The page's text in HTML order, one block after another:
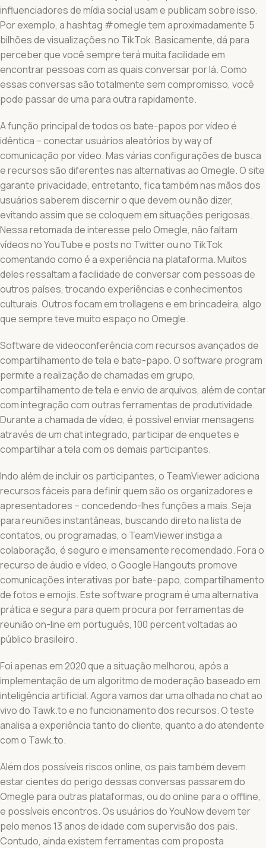
influenciadores de mídia social usam e publicam sobre isso.
Por exemplo, a hashtag #omegle tem aproximadamente 5
bilhões de visualizações no TikTok. Basicamente, dá para
perceber que você sempre terá muita facilidade em
encontrar pessoas com as quais conversar por lá. Como
essas conversas são totalmente sem compromisso, você
pode passar de uma para outra rapidamente.
A função principal de todos os bate-papos por vídeo é
idêntica – conectar usuários aleatórios by way of
comunicação por vídeo. Mas várias configurações de busca
e recursos são diferentes nas alternativas ao Omegle. O site
garante privacidade, entretanto, fica também nas mãos dos
usuários saberem discernir o que devem ou não dizer,
evitando assim que se coloquem em situações perigosas.
Nessa retomada de interesse pelo Omegle, não faltam
vídeos no YouTube e posts no Twitter ou no TikTok
comentando como é a experiência na plataforma. Muitos
deles ressaltam a facilidade de conversar com pessoas de
outros países, trocando experiências e conhecimentos
culturais. Outros focam em trollagens e em brincadeira, algo
que sempre teve muito espaço no Omegle.
Software de videoconferência com recursos avançados de
compartilhamento de tela e bate-papo. O software program
permite a realização de chamadas em grupo,
compartilhamento de tela e envio de arquivos, além de contar
com integração com outras ferramentas de produtividade.
Durante a chamada de vídeo, é possível enviar mensagens
através de um chat integrado, participar de enquetes e
compartilhar a tela com os demais participantes.
Indo além de incluir os participantes, o TeamViewer adiciona
recursos fáceis para definir quem são os organizadores e
apresentadores – concedendo-lhes funções a mais. Seja
para reuniões instantâneas, buscando direto na lista de
contatos, ou programadas, o TeamViewer instiga a
colaboração, é seguro e imensamente recomendado. Fora o
recurso de áudio e vídeo, o Google Hangouts promove
comunicações interativas por bate-papo, compartilhamento
de fotos e emojis. Este software program é uma alternativa
prática e segura para quem procura por ferramentas de
reunião on-line em português, 100 percent voltadas ao
público brasileiro.
Foi apenas em 2020 que a situação melhorou, após a
implementação de um algoritmo de moderação baseado em
inteligência artificial. Agora vamos dar uma olhada no chat ao
vivo do Tawk.to e no funcionamento dos recursos. O teste
analisa a experiência tanto do cliente, quanto a do atendente
com o Tawk.to.
Além dos possíveis riscos online, os pais também devem
estar cientes do perigo dessas conversas passarem do
Omegle para outras plataformas, ou do online para o offline,
e possíveis encontros. Os usuários do YouNow devem ter
pelo menos 13 anos de idade com supervisão dos pais.
Contudo, ainda existem ferramentas com proposta